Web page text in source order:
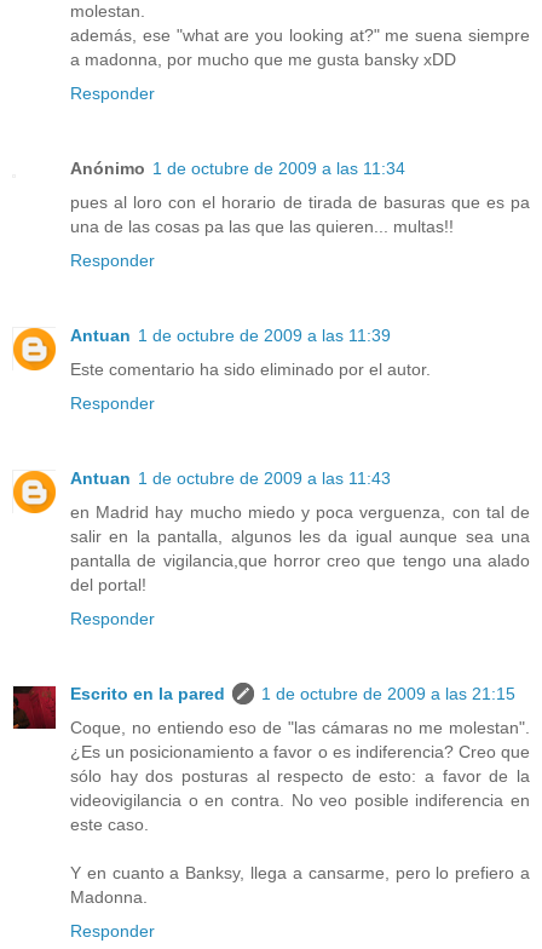
molestan.
además, ese "what are you looking at?" me suena siempre
a madonna, por mucho que me gusta bansky xDD
Responder
Anónimo 1 de octubre de 2009 a las 11:34
pues al loro con el horario de tirada de basuras que es pa
una de las cosas pa las que las quieren... multas!!
Responder
Antuan 1 de octubre de 2009 a las 11:39
Este comentario ha sido eliminado por el autor.
Responder
Antuan 1 de octubre de 2009 a las 11:43
en Madrid hay mucho miedo y poca verguenza, con tal de
salir en la pantalla, algunos les da igual aunque sea una
pantalla de vigilancia,que horror creo que tengo una alado
del portal!
Responder
Escrito en la pared
1 de octubre de 2009 a las 21:15
Coque, no entiendo eso de "las cámaras no me molestan".
¿Es un posicionamiento a favor o es indiferencia? Creo que
sólo hay dos posturas al respecto de esto: a favor de la
videovigilancia o en contra. No veo posible indiferencia en
este caso.
Y en cuanto a Banksy, llega a cansarme, pero lo prefiero a
Madonna.
Responder